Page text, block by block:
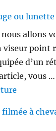
ou
allons
point
d’un
vous …
filmée à